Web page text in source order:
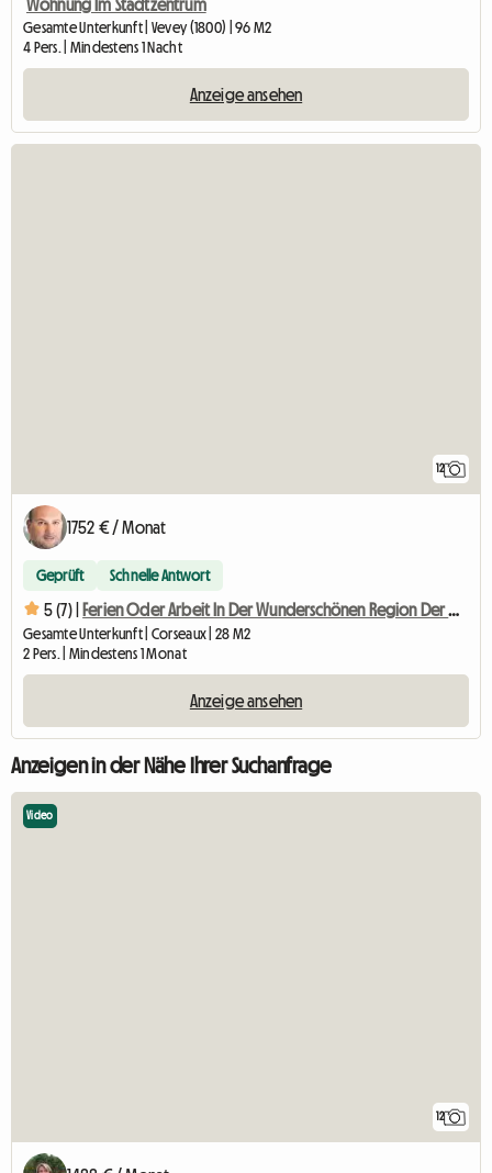
Wohnung Im Stadtzentrum
Gesamte Unterkunft | Vevey (1800) | 96 M2
4 Pers. | Mindestens 1 Nacht
Anzeige ansehen
12
1752 € / Monat
Geprüft Schnelle Antwort
5 (7) | Ferien Oder Arbeit In Der Wunderschönen Region Der Waadtländer Riviera
Gesamte Unterkunft | Corseaux | 28 M2
2 Pers. | Mindestens 1 Monat
Anzeige ansehen
Anzeigen in der Nähe Ihrer Suchanfrage
12
Video